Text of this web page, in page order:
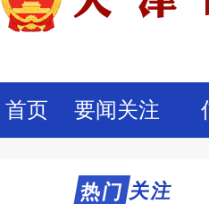
首页 要闻关注
热门关注
热门